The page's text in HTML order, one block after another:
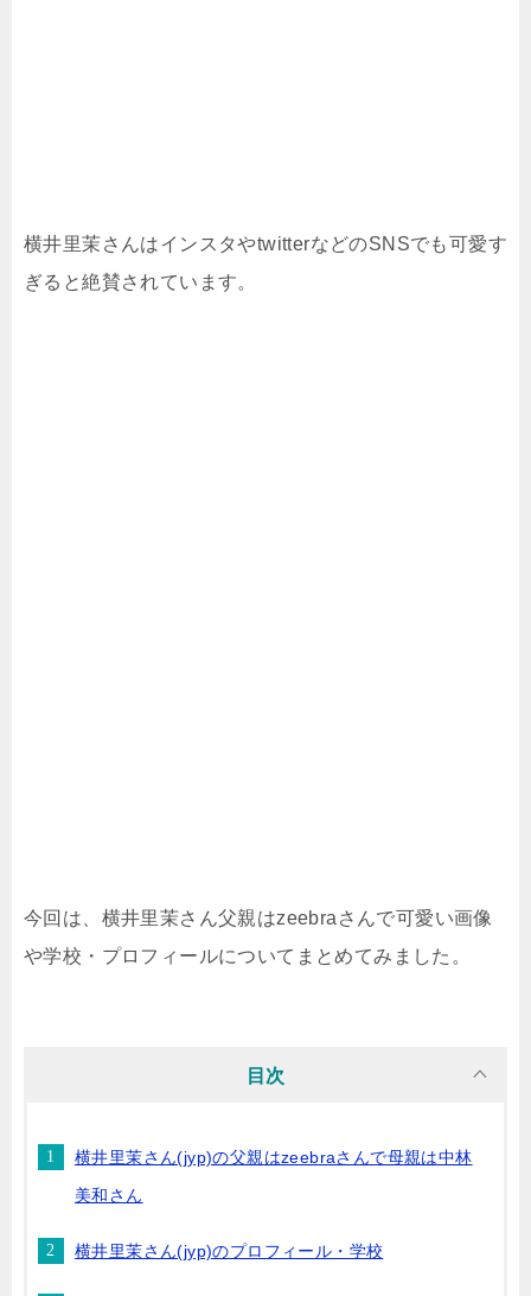
横井里茉さんはインスタやtwitterなどのSNSでも可愛す
ぎると絶賛されています。
今回は、横井里茉さん父親はzeebraさんで可愛い画像
や学校・プロフィールについてまとめてみました。
目次
横井里茉さん(jyp)の父親はzeebraさんで母親は中林
美和さん
横井里茉さん(jyp)のプロフィール・学校